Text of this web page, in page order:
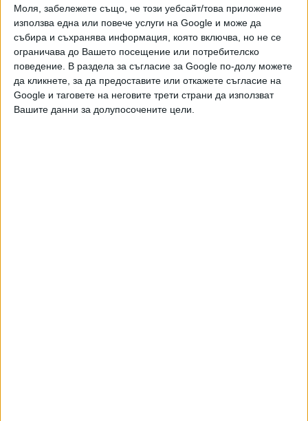
Моля, забележете също, че този уебсайт/това приложение
използва една или повече услуги на Google и може да
събира и съхранява информация, която включва, но не се
ограничава до Вашето посещение или потребителско
поведение. В раздела за съгласие за Google по-долу можете
да кликнете, за да предоставите или откажете съгласие на
Google и таговете на неговите трети страни да използват
Вашите данни за долупосочените цели.
Двама кандидат-президенти се борят за любовта на
Радев
НАЙ-ЧЕТЕНИ днес седмица месец